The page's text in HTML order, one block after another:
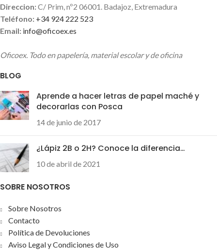
Direccion:C/ Prim, nº2 06001. Badajoz, Extremadura
Teléfono: +34 924 222 523
Email: info@oficoex.es
Oficoex. Todo en papelería, material escolar y de oficina
BLOG
Aprende a hacer letras de papel maché y
decorarlas con Posca
14 de junio de 2017
¿Lápiz 2B o 2H? Conoce la diferencia…
10 de abril de 2021
SOBRE NOSOTROS
Sobre Nosotros
Contacto
Política de Devoluciones
Aviso Legal y Condiciones de Uso